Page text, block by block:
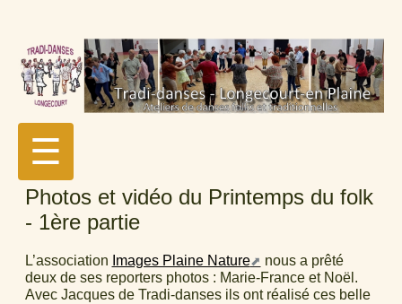
☰
Photos et vidéo du Printemps du folk
- 1ère partie
L’association Images Plaine Nature
nous a prêté
deux de ses reporters photos : Marie-France et Noël.
Avec Jacques de Tradi-danses ils ont réalisé ces belle